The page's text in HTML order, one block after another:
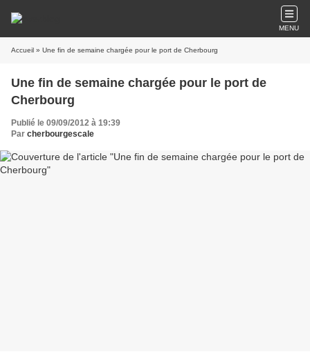
MENU
Accueil » Une fin de semaine chargée pour le port de Cherbourg
Une fin de semaine chargée pour le port de
Cherbourg
Publié le 09/09/2012 à 19:39
Par cherbourgescale